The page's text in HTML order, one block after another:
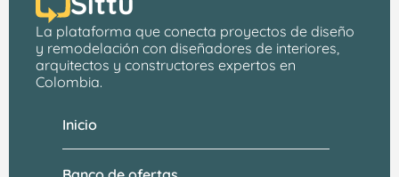
La plataforma que conecta proyectos de diseño
y remodelación con diseñadores de interiores,
arquitectos y constructores expertos en
Colombia.
Inicio